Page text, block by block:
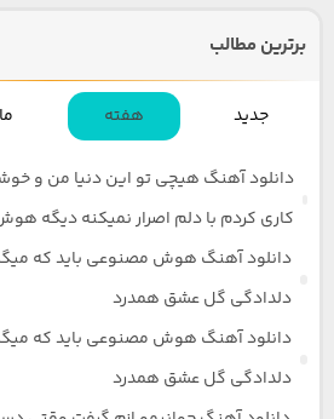
برترین مطالب
جدید هفته
دانلود آهنگ هیچی تو این دنیا من و
کاری کردم با دلم اصرار نمیکنه دیگه
دانلود آهنگ هوش مصنوعی باید که
دلدادگی گل عشق همدرد
دانلود آهنگ هوش مصنوعی باید که
دلدادگی گل عشق همدرد